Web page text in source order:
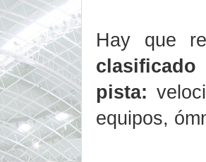
Hay que
pista:
equipos,